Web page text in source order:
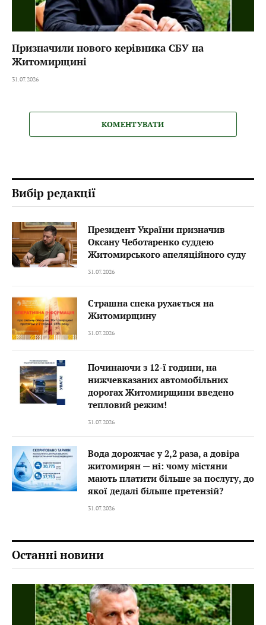
Призначили нового керівника СБУ на
Житомирщині
31.07.2026
КОМЕНТУВАТИ
Вибір редакції
Президент України призначив
Оксану Чеботаренко суддею
Житомирського апеляційного суду
31.07.2026
Страшна спека рухається на
Житомирщину
31.07.2026
Починаючи з 12-ї години, на
нижчевказаних автомобільних
дорогах Житомирщини введено
тепловий режим!
31.07.2026
Вода дорожчає у 2,2 раза, а довіра
житомирян — ні: чому містяни
мають платити більше за послугу, до
якої дедалі більше претензій?
31.07.2026
Останні новини